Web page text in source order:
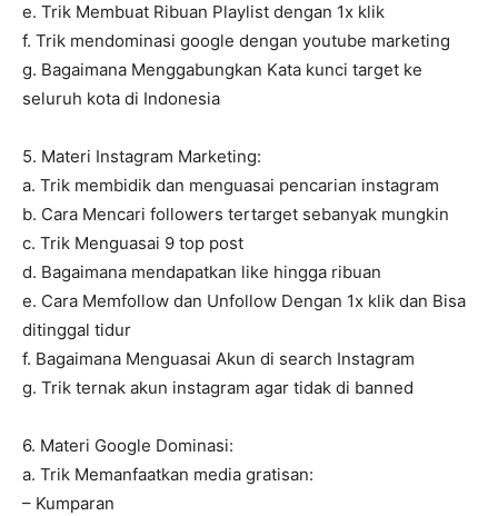
e. Trik Membuat Ribuan Playlist dengan 1x klik
f. Trik mendominasi google dengan youtube marketing
g. Bagaimana Menggabungkan Kata kunci target ke
seluruh kota di Indonesia
5. Materi Instagram Marketing:
a. Trik membidik dan menguasai pencarian instagram
b. Cara Mencari followers tertarget sebanyak mungkin
c. Trik Menguasai 9 top post
d. Bagaimana mendapatkan like hingga ribuan
e. Cara Memfollow dan Unfollow Dengan 1x klik dan Bisa
ditinggal tidur
f. Bagaimana Menguasai Akun di search Instagram
g. Trik ternak akun instagram agar tidak di banned
6. Materi Google Dominasi:
a. Trik Memanfaatkan media gratisan:
– Kumparan